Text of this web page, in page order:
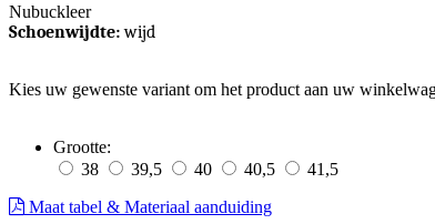
Nubuckleer
Schoenwijdte:wijd
Kies uw gewenste variant om het product aan uw
Grootte:
38
39,5 40 40,5
41,5
Maat tabel & Materiaal aanduiding